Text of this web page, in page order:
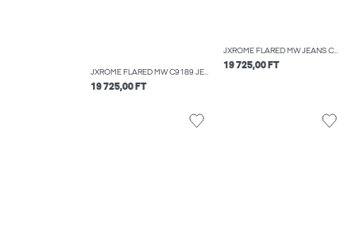
JXROME FLARED MW C9189 JEANS DNM NOOS
19 725,00 FT
JXROME FLARED MW JEANS C249 DNM NOOS
19 725,00 FT